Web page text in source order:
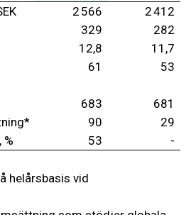
2 566
2 412
329
282
12,8
11,7
61 53
683
681
90
29
53 -
helårsbasis vid